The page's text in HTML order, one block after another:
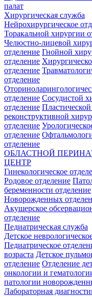
палат
Хирургическая служба
Нейрохирургическое
Торакальной хирургии
Челюстно-лицевой
отделение Гнойной
отделение
отделение
отделение
отделение Сосудистой
отделение
реконструктивной
отделение
отделение
отделение
ОБЛАСТНОЙ
ЦЕНТР
Гинекологическое
Родовое отделение
беременности отделение
Новорожденных
Акушерское
отделение
Педиатрическая служба
Детское
Педиатрическое
возраста Детское
отделение Отделение
онкологии и
патологии
Лабораторная